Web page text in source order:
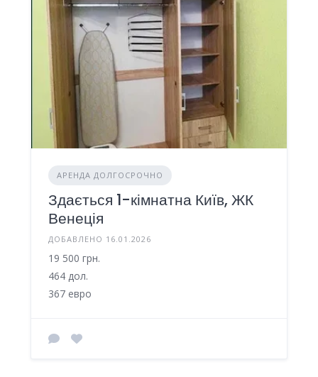
АРЕНДА ДОЛГОСРОЧНО
Здається 1-кімнатна Київ, ЖК
Венеція
ДОБАВЛЕНО 16.01.2026
19 500 грн.
464 дол.
367 евро